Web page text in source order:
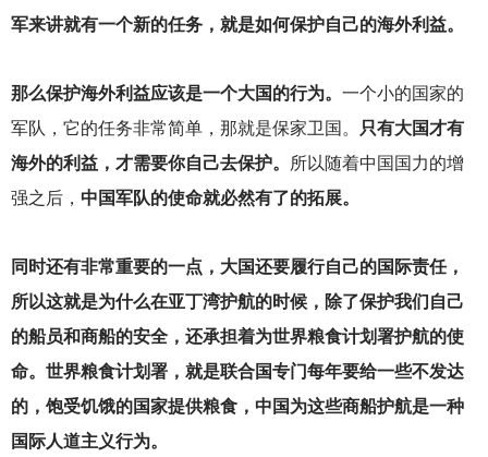
军来讲就有一个新的任务，就是如何保护自己的海外利益。
那么保护海外利益应该是一个大国的行为。 一个小的国家的
军队，它的任务非常简单，那就是保家卫国。
只有大国才有
海外的利益，才需要你自己去保护。
所以随着中国国力的增
强之后， 中国军队的使命就必然有了的拓展。
同时还有非常重要的一点，大国还要履行自己的国际责任，
所以这就是为什么在亚丁湾护航的时候，除了保护我们自己
的船员和商船的安全，还承担着为世界粮食计划署护航的使
命。世界粮食计划署，就是联合国专门每年要给一些不发达
的，饱受饥饿的国家提供粮食，中国为这些商船护航是一种
国际人道主义行为。